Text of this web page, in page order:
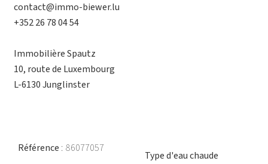
contact@immo-biewer.lu
+352 26 78 04 54
Immobilière Spautz
10, route de Luxembourg
L-6130 Junglinster
Référence 86077057
Type d'eau chaude